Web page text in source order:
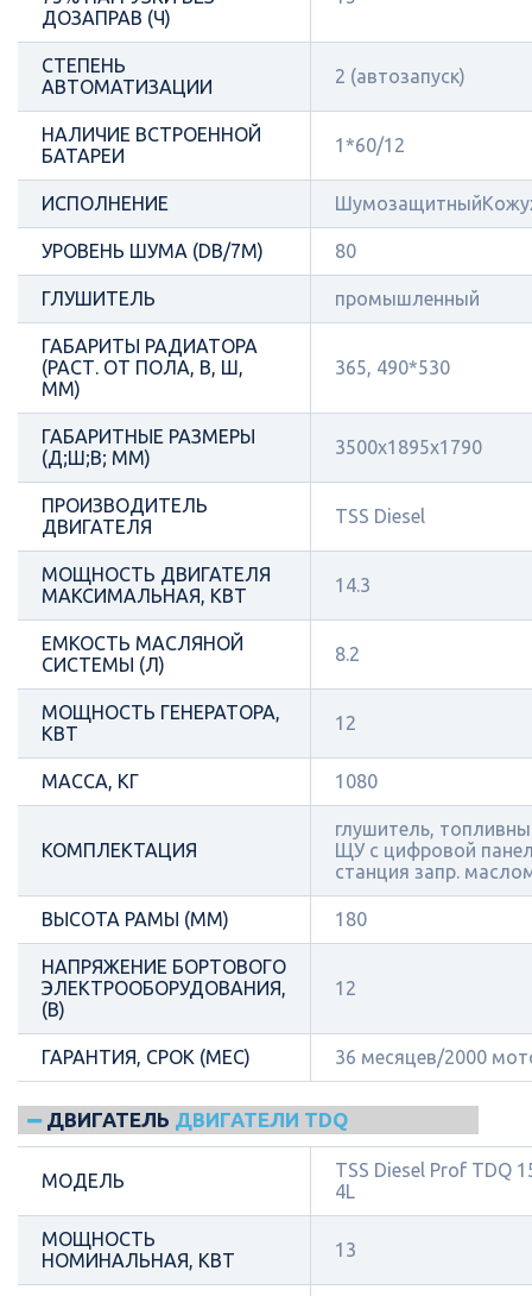
ДОЗАПРАВ (Ч)
СТЕПЕНЬ
АВТОМАТИЗАЦИИ
2 (автозапуск)
НАЛИЧИЕ ВСТРОЕННОЙ
БАТАРЕИ
1*60/12
ИСПОЛНЕНИЕ
УРОВЕНЬ ШУМА (DB/7М) 80
ГЛУШИТЕЛЬ промышленный
ГАБАРИТЫ РАДИАТОРА
(РАСТ. ОТ ПОЛА, В, Ш,
ММ)
365, 490*530
ГАБАРИТНЫЕ РАЗМЕРЫ
(Д;Ш;В; ММ)
3500x1895x1790
ПРОИЗВОДИТЕЛЬ
ДВИГАТЕЛЯ
TSS Diesel
МОЩНОСТЬ ДВИГАТЕЛЯ
МАКСИМАЛЬНАЯ, КВТ
14.3
ЕМКОСТЬ МАСЛЯНОЙ
СИСТЕМЫ (Л)
8.2
МОЩНОСТЬ ГЕНЕРАТОРА,
КВТ
12
МАССА, КГ 1080
КОМПЛЕКТАЦИЯ
глушитель,
ЩУ с цифровой
станция запр.
ВЫСОТА РАМЫ (ММ) 180
НАПРЯЖЕНИЕ БОРТОВОГО
ЭЛЕКТРООБОРУДОВАНИЯ,
(В)
12
ГАРАНТИЯ, СРОК (МЕС) 36 месяцев/2000
ДВИГАТЕЛЬ ДВИГАТЕЛИ TDQ
МОДЕЛЬ
TSS Diesel Prof TDQ
4L
МОЩНОСТЬ
НОМИНАЛЬНАЯ, КВТ
13